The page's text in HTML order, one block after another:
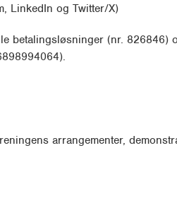
LinkedIn og Twitter/X)
betalingsløsninger (nr. 826846)
arrangementer,